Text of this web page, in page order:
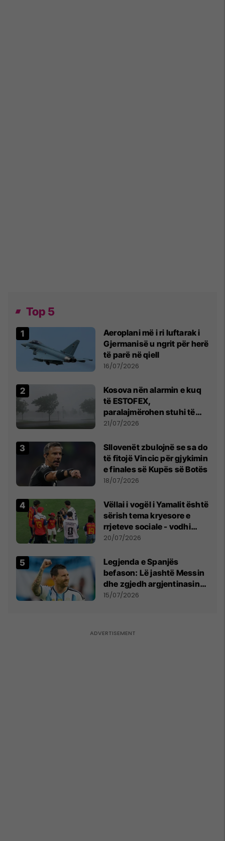
Top 5
Aeroplani më i ri luftarak i
Gjermanisë u ngrit për herë
të parë në qiell
16/07/2026
Kosova nën alarmin e kuq
të ESTOFEX,
paralajmërohen stuhi të
fuqishme me breshër dhe
21/07/2026
Sllovenët zbulojnë se sa do
të fitojë Vincic për gjykimin
e finales së Kupës së Botës
18/07/2026
Vëllai i vogël i Yamalit është
sërish tema kryesore e
rrjeteve sociale - vodhi
vëmendjen pas finales së
20/07/2026
Legjenda e Spanjës
befason: Lë jashtë Messin
dhe zgjedh argjentinasin
më të mirë në botë
15/07/2026